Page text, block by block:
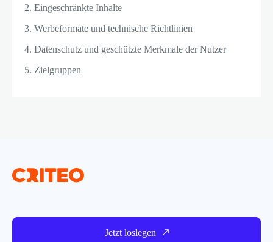
2. Eingeschränkte Inhalte
3. Werbeformate und technische Richtlinien
4. Datenschutz und geschützte Merkmale der Nutzer
5. Zielgruppen
Jetzt loslegen